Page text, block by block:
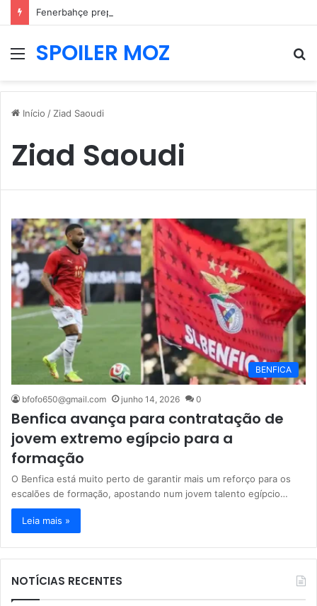
MenuSPOILER MOZ
Início / Ziad Saoudi
Ziad Saoudi
BENFICA
bfofo650@gmail.com junho 14, 2026 0
Benfica avança para contratação de
jovem extremo egípcio para a
formação
O Benfica está muito perto de garantir mais um reforço para os
escalões de formação, apostando num jovem talento egípcio…
Leia mais »
NOTÍCIAS RECENTES